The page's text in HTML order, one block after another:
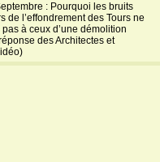
: Pourquoi les bruits
de l’effondrement des Tours ne
à ceux d’une démolition
des Architectes et